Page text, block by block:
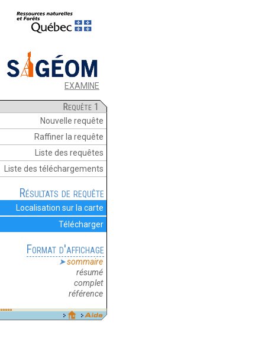
EXAMINE
Requête 1
Nouvelle requête
Raffiner la requête
Liste des requêtes
Liste des téléchargements
Résultats de requête
Localisation sur la carte
Télécharger
Format d'affichage
sommaire
résumé
complet
référence